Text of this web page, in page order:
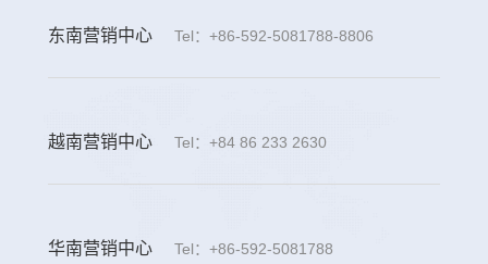
东南营销中心 Tel：+86-592-5081788-8806
越南营销中心 Tel：+84 86 233 2630
华南营销中心 Tel：+86-592-5081788